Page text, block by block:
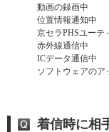
動画の録画中
位置情報通知中
京セラPHSユーテ
赤外線通信中
ICデータ通信中
ソフトウェアのア
着信時に相